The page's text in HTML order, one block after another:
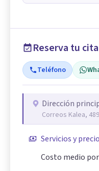
Reserva tu cita
Teléfono
Dirección
Correos Kalea,
Servicios y
Costo medio